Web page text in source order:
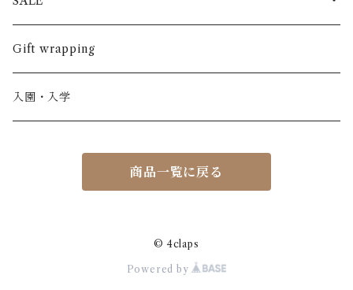
半ズボン
ワンピース
カーディガン / 羽織もの
BOBOCHOSES
BONHEUR DU JOUR
ウール
アルパカ
Italy / イタリア
NY / ニューヨーク
Spain / スペイン
男の子
女の子
くつ・帽子・Bag
Gift wrapping
入園・入学
商品一覧に戻る
© 4claps
Powered by